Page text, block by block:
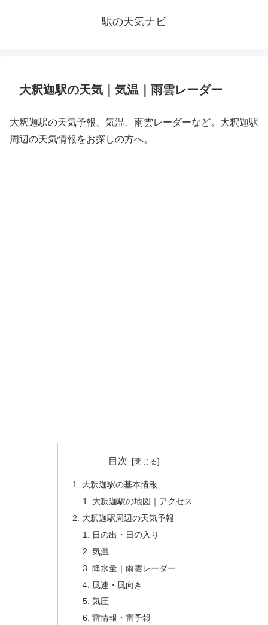
駅の天気ナビ
大釈迦駅の天気｜気温｜雨雲レーダー
大釈迦駅の天気予報、気温、雨雲レーダーなど。大釈迦駅
周辺の天気情報をお探しの方へ。
目次
大釈迦駅の基本情報
大釈迦駅の地図｜アクセス
大釈迦駅周辺の天気予報
日の出・日の入り
気温
降水量｜雨雲レーダー
風速・風向き
気圧
雷情報・雷予報